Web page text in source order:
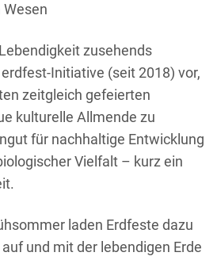
zusehends
Initiative (seit 2018) vor,
zeitgleich gefeierten
kulturelle Allmende zu
für nachhaltige Entwicklung
Vielfalt – kurz ein
laden Erdfeste dazu
und mit der lebendigen Erde